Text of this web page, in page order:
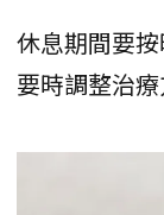
休息期間要
要時調整治療